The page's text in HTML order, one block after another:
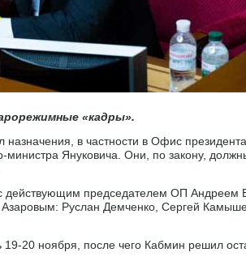
«кадры».
в частности в Офис
министра Януковича. Они, по закону,
действующим председателем ОП Андреем
Азаровым: Руслан Демченко, Сергей
19-20 ноября, после чего Кабмин решил